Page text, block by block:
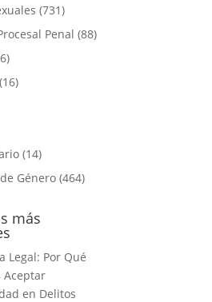
(731)
Penal (88)
(16)
(14)
Género (464)
más
Legal: Por Qué
Aceptar
en Delitos